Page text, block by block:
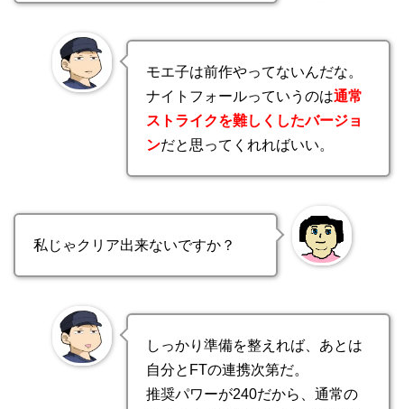
モエ子は前作やってないんだな。
ナイトフォールっていうのは通常
ストライクを難しくしたバージョ
ンだと思ってくれればいい。
私じゃクリア出来ないですか？
しっかり準備を整えれば、あとは
自分とFTの連携次第だ。
推奨パワーが240だから、通常の